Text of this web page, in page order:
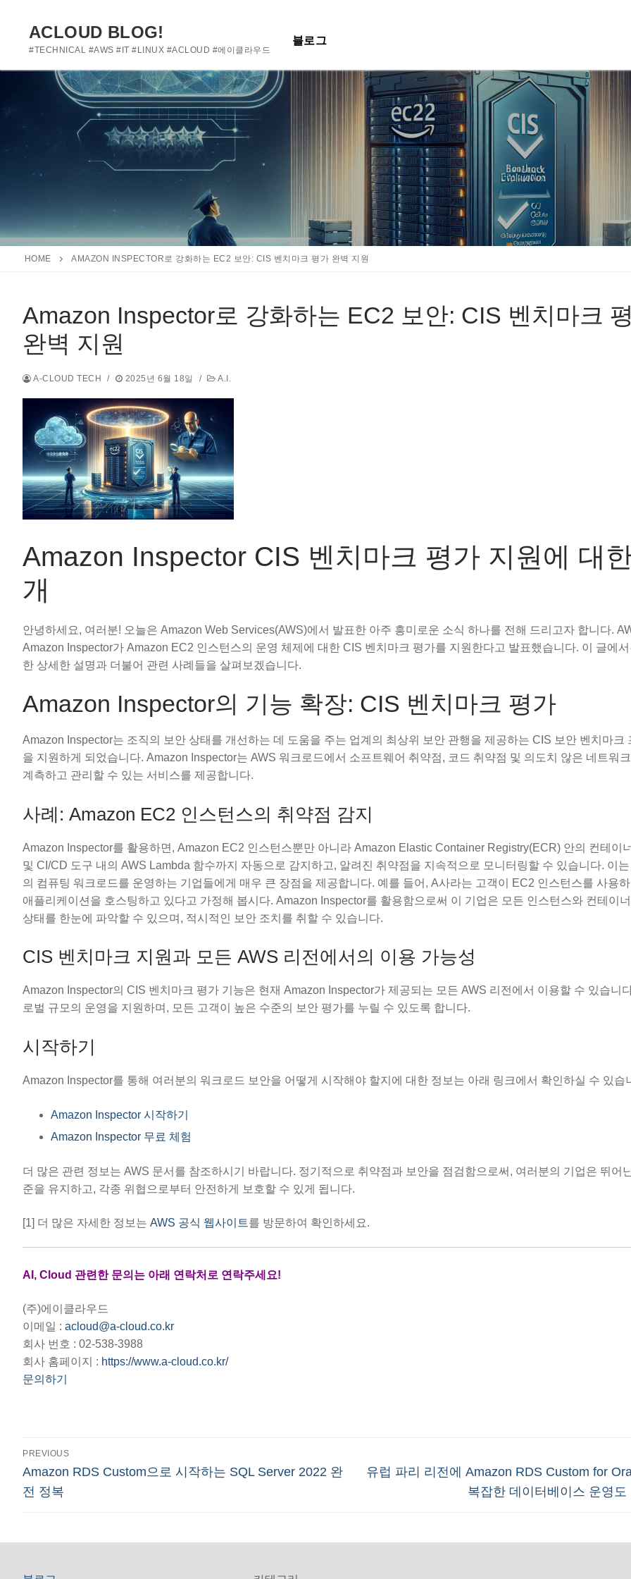
가
ACLOUD BLOG!
#TECHNICAL #AWS #IT #LINUX #ACLOUD #에이클라우드
블로그
HOME AMAZON INSPECTOR로 강화하는 EC2 보안: CIS 벤치마크 평가 완벽 지원
Amazon Inspector로 강화하는 EC2 보안: CIS 벤치마크
완벽 지원
A-CLOUD TECH / 2025년 6월 18일 / A.I.
Amazon Inspector CIS 벤치마크 평가 지원에 대
개
안녕하세요, 여러분! 오늘은 Amazon Web Services(AWS)에서 발표한 아주 흥미로운 소식 하나를 전해 드리고자 합니다.
Amazon Inspector가 Amazon EC2 인스턴스의 운영 체제에 대한 CIS 벤치마크 평가를 지원한다고 발표했습니다. 이 글에
한 상세한 설명과 더불어 관련 사례들을 살펴보겠습니다.
Amazon Inspector의 기능 확장: CIS 벤치마크 평가
Amazon Inspector는 조직의 보안 상태를 개선하는 데 도움을 주는 업계의 최상위 보안 관행을 제공하는 CIS 보안 벤치마크
을 지원하게 되었습니다. Amazon Inspector는 AWS 워크로드에서 소프트웨어 취약점, 코드 취약점 및 의도치 않은 네트워
계측하고 관리할 수 있는 서비스를 제공합니다.
사례: Amazon EC2 인스턴스의 취약점 감지
Amazon Inspector를 활용하면, Amazon EC2 인스턴스뿐만 아니라 Amazon Elastic Container Registry(ECR) 안의 컨테이
및 CI/CD 도구 내의 AWS Lambda 함수까지 자동으로 감지하고, 알려진 취약점을 지속적으로 모니터링할 수 있습니다. 이
의 컴퓨팅 워크로드를 운영하는 기업들에게 매우 큰 장점을 제공합니다. 예를 들어, A사라는 고객이 EC2 인스턴스를 사용
애플리케이션을 호스팅하고 있다고 가정해 봅시다. Amazon Inspector를 활용함으로써 이 기업은 모든 인스턴스와 컨테이
상태를 한눈에 파악할 수 있으며, 적시적인 보안 조치를 취할 수 있습니다.
CIS 벤치마크 지원과 모든 AWS 리전에서의 이용 가능성
Amazon Inspector의 CIS 벤치마크 평가 기능은 현재 Amazon Inspector가 제공되는 모든 AWS 리전에서 이용할 수 있습니
로벌 규모의 운영을 지원하며, 모든 고객이 높은 수준의 보안 평가를 누릴 수 있도록 합니다.
시작하기
Amazon Inspector를 통해 여러분의 워크로드 보안을 어떻게 시작해야 할지에 대한 정보는 아래 링크에서 확인하실 수 있습
Amazon Inspector 시작하기
Amazon Inspector 무료 체험
더 많은 관련 정보는 AWS 문서를 참조하시기 바랍니다. 정기적으로 취약점과 보안을 점검함으로써, 여러분의 기업은 뛰어
준을 유지하고, 각종 위협으로부터 안전하게 보호할 수 있게 됩니다.
[1] 더 많은 자세한 정보는 AWS 공식 웹사이트를 방문하여 확인하세요.
AI, Cloud 관련한 문의는 아래 연락처로 연락주세요!
(주)에이클라우드
이메일 : acloud@a-cloud.co.kr
회사 번호 : 02-538-3988
회사 홈페이지 : https://www.a-cloud.co.kr/
문의하기
글
탐
색
PREVIOUS
Previous
post:
Amazon RDS Custom으로 시작하는 SQL Server 2022 완
전 정복
Next
유럽 파리 리전에 Amazon RDS Custom for
복잡한 데이터베이스 운영도